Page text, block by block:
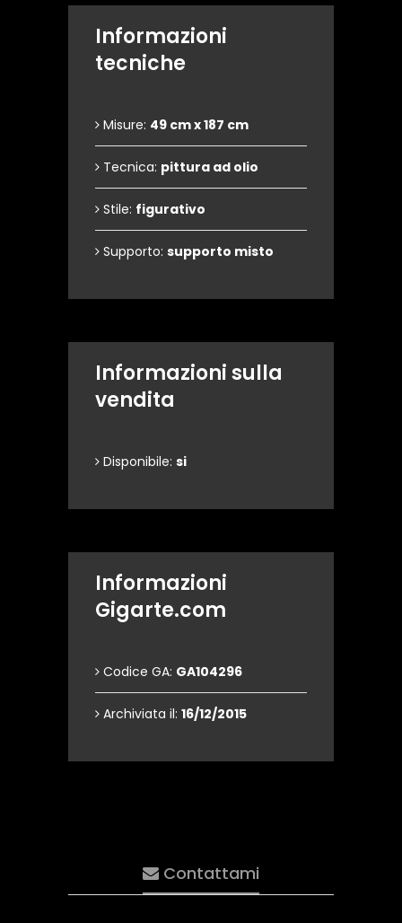
Informazioni
tecniche
Misure: 49 cm x 187 cm
Tecnica: pittura ad olio
Stile: figurativo
Supporto: supporto misto
Informazioni sulla
vendita
Disponibile: si
Informazioni
Gigarte.com
Codice GA: GA104296
Archiviata il: 16/12/2015
Contattami